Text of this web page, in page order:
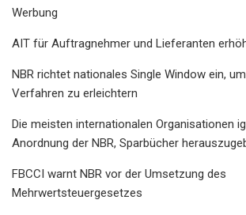
Werbung
AIT für Auftragnehmer und Lieferanten
NBR richtet nationales Single Window ein,
Verfahren zu erleichtern
Die meisten internationalen Organisationen
Anordnung der NBR, Sparbücher
FBCCI warnt NBR vor der Umsetzung des
Mehrwertsteuergesetzes